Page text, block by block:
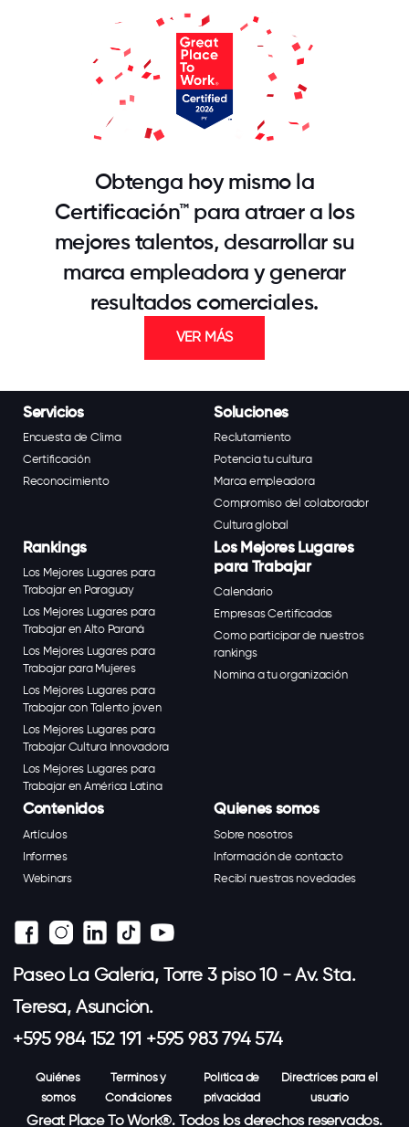
Obtenga hoy mismo la
Certificación™ para atraer a los
mejores talentos, desarrollar su
marca empleadora y generar
resultados comerciales.
VER MÁS
Servicios
Encuesta de Clima
Certificación
Reconocimiento
Soluciones
Reclutamiento
Potencia tu cultura
Marca empleadora
Compromiso del colaborador
Cultura global
Rankings
Los Mejores Lugares para
Trabajar en Paraguay
Los Mejores Lugares para
Trabajar en Alto Paraná
Los Mejores Lugares para
Trabajar para Mujeres
Los Mejores Lugares para
Trabajar con Talento joven
Los Mejores Lugares para
Trabajar Cultura Innovadora
Los Mejores Lugares para
Trabajar en América Latina
Los Mejores Lugares
para Trabajar
Calendario
Empresas Certificadas
Como participar de nuestros
rankings
Nomina a tu organización
Contenidos
Artículos
Informes
Webinars
Quienes somos
Sobre nosotros
Información de contacto
Recibí nuestras novedades
Paseo La Galería, Torre 3 piso 10 - Av. Sta.
Teresa, Asunción.
+595 984 152 191 +595 983 794 574
Quiénes
somos
Terminos y
Condiciones
Política de
privacidad
Directrices para el
usuario
Great Place To Work®. Todos los derechos reservados.